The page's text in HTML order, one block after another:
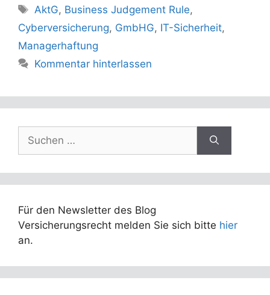
Schlagwörter
AktG, Business Judgement Rule,
Cyberversicherung, GmbHG, IT-Sicherheit,
Managerhaftung
Kommentar hinterlassen
nach:
Für den Newsletter des Blog
Versicherungsrecht melden Sie sich bitte hier
an.